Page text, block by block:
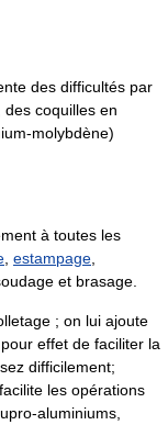
des difficultés par
des coquilles en
molybdène)
à toutes les
estampage
et brasage.
; on lui ajoute
effet de faciliter la
difficilement;
les opérations
aluminiums,